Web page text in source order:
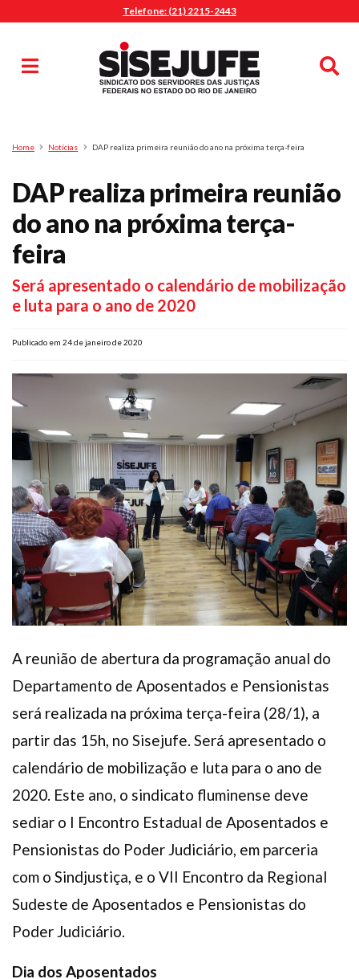
Telefone: (21) 2215-2443
Pesquisa
Home Notícias DAP realiza primeira reunião do ano na próxima terça-feira
DAP realiza primeira reunião
do ano na próxima terça-
feira
Será apresentado o calendário de mobilização
e luta para o ano de 2020
Publicado em 24 de janeiro de 2020
A reunião de abertura da programação anual do
Departamento de Aposentados e Pensionistas
será realizada na próxima terça-feira (28/1), a
partir das 15h, no Sisejufe. Será apresentado o
calendário de mobilização e luta para o ano de
2020. Este ano, o sindicato fluminense deve
sediar o I Encontro Estadual de Aposentados e
Pensionistas do Poder Judiciário, em parceria
com o Sindjustiça, e o VII Encontro da Regional
Sudeste de Aposentados e Pensionistas do
Poder Judiciário.
Dia dos Aposentados
MENU
Sindicalize-se
Diretoria
O Sindicato
Agenda
Casa do Alto
Sede Campestre
Nossos Convênios
Plano de Saúde
Assistência Funeral
FacebookInstagramTwitter YoutubeTikTok Whatsapp